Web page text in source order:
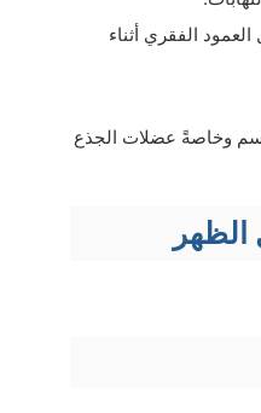
الفقري أثناء
وخاصةً عضلات الجذع